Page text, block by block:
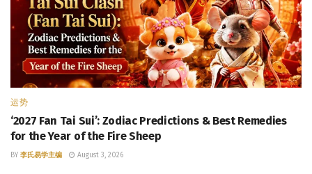
运势
‘2027 Fan Tai Sui’: Zodiac Predictions & Best Remedies
for the Year of the Fire Sheep
BY 李氏易学主编 August 3, 2026